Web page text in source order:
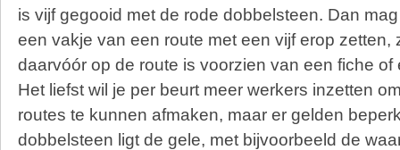
is vijf gegooid met de rode dobbelsteen. Dan
een vakje van een route met een vijf erop zetten,
daarvóór op de route is voorzien van een fiche of
Het liefst wil je per beurt meer werkers inzetten
routes te kunnen afmaken, maar er gelden
dobbelsteen ligt de gele, met bijvoorbeeld de